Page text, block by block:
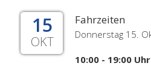
15
OKT
Fahrzeiten
Donnerstag 15.
10:00 - 19:00 Uhr